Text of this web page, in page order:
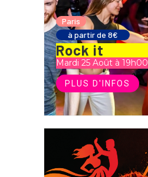
Paris
à partir de 8€
Rock it
Mardi 25 Août à 19h00
PLUS D'INFOS